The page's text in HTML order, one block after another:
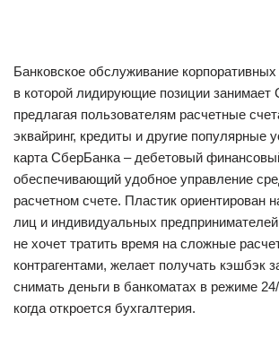
Банковское обслуживание
в которой лидирующие позиции занимает
предлагая пользователям расчетные
эквайринг, кредиты и другие популярные
карта СберБанка – дебетовый
обеспечивающий удобное управление
расчетном счете. Пластик ориентирован
лиц и индивидуальных предпринимателей
не хочет тратить время на сложные
контрагентами, желает получать кэшбэк
снимать деньги в банкоматах в режиме
когда откроется бухгалтерия.